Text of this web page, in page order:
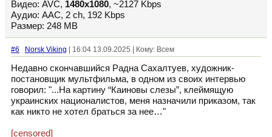
Видео: AVC, 1480х1080, ~2127 Kbps
Аудио: AAC, 2 ch, 192 Kbps
Размер: 248 MB
#6 Norsk Viking | 16:04 13.09.2025 | Кому: Всем
Недавно скончавшийся Радна Сахалтуев, художник-
постановщик мультфильма, в одном из своих интервью
говорил: "...На картину “Каиновы слезы”, клеймящую
украинских националистов, меня назначили приказом, так
как никто не хотел браться за нее…"
[censored]